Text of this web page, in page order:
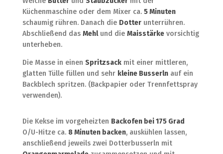
Küchenmaschine oder dem Mixer ca. 5 Minuten
schaumig rühren. Danach die Dotterunterrühren.
Abschließend das Mehlund die Maisstärkevorsichtig
unterheben.
Die Masse in einen Spritzsackmit einer mittleren,
glatten Tülle füllen und sehr kleine Busserlnauf ein
Backblech spritzen. (Backpapier oder Trennfettspray
verwenden).
Die Kekse im vorgeheizten Backofen bei 175 Grad
O/U-Hitze ca. 8 Minuten backen, auskühlen lassen,
anschließend jeweils zwei Dotterbusserln mit